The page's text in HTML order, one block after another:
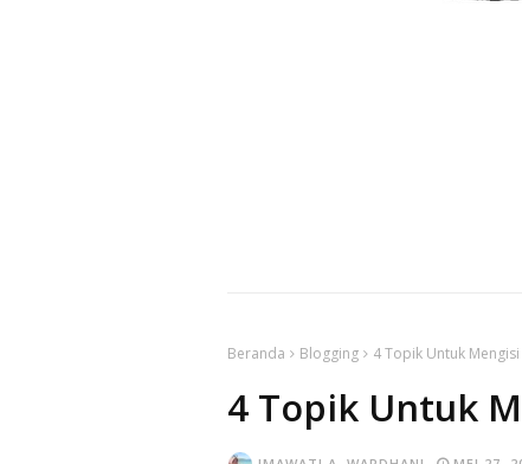
Beranda Blogging 4 Topik Untuk
4 Topik Untuk